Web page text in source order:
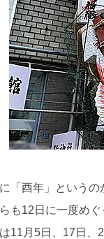
「酉年」というの
も12日に一度め
11月5日、17日、